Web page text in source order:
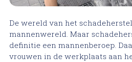
Velgen herstellen
De wereld van het
mannenwereld. Maar
definitie een mannenberoep.
vrouwen in de werkplaats aan